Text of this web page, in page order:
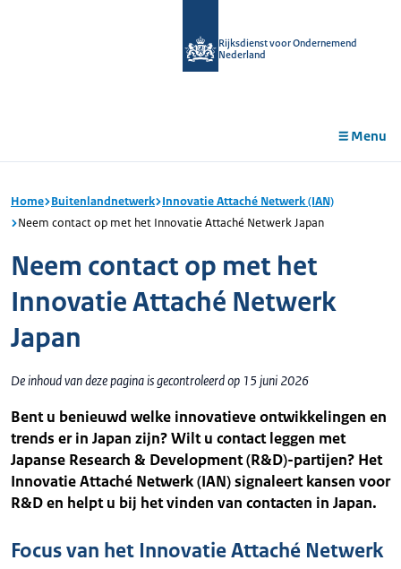
Rijksdienst voor Ondernemend
Nederland
Menu
Home Buitenlandnetwerk Innovatie Attaché Netwerk (IAN)
Neem contact op met het Innovatie Attaché Netwerk Japan
Neem contact op met het
Innovatie Attaché Netwerk
Japan
De inhoud van deze pagina is gecontroleerd op 15 juni 2026
Bent u benieuwd welke innovatieve ontwikkelingen en
trends er in Japan zijn? Wilt u contact leggen met
Japanse Research & Development (R&D)-partijen? Het
Innovatie Attaché Netwerk (IAN) signaleert kansen voor
R&D en helpt u bij het vinden van contacten in Japan.
Focus van het Innovatie Attaché Netwerk